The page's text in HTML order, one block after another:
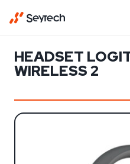
HEADSET
WIRELESS 2